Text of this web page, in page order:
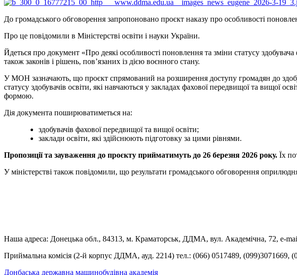
До громадського обговорення запропоновано проєкт наказу про особливості
Про це повідомили в Міністерстві освіти і науки України.
Йдеться про документ «Про деякі особливості поновлення та зміни статусу
також законів і рішень, пов’язаних із дією воєнного стану.
У МОН зазначають, що проєкт спрямований на розширення доступу громадян до
статусу здобувачів освіти, які навчаються у закладах фахової передвищої та вищої
формою.
Дія документа поширюватиметься на:
здобувачів фахової передвищої та вищої освіти;
заклади освіти, які здійснюють підготовку за цими рівнями.
Пропозиції та зауваження до проєкту прийматимуть до 26 березня 2026 року. Їх
У міністерстві також повідомили, що результати громадського обговорення
Наша адреса: Донецька обл., 84313, м. Краматорськ, ДДМА, вул. Академічна, 72, е-
Приймальна комісія (2-й корпус ДДМА, ауд. 2214) тел.: (066) 0517489, (099)3071669,
Донбаська державна машинобудівна академія